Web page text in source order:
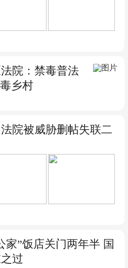
院：禁毒普法
乡村
院被威胁删帖失联二
家”饭店关门两年半 国
过